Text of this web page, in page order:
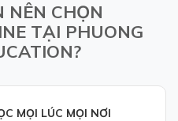
NÊN CHỌN
TẠI PHUONG
MỌI LÚC MỌI NƠI